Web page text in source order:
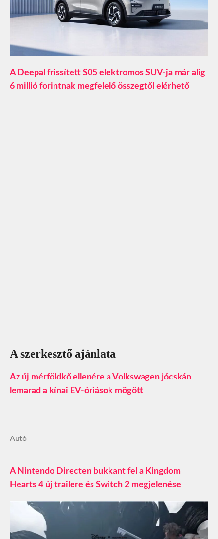
A Deepal frissített S05 elektromos SUV-ja már alig
6 millió forintnak megfelelő összegtől elérhető
A szerkesztő ajánlata
Az új mérföldkő ellenére a Volkswagen jócskán
lemarad a kínai EV‑óriások mögött
Autó
A Nintendo Directen bukkant fel a Kingdom
Hearts 4 új trailere és Switch 2 megjelenése